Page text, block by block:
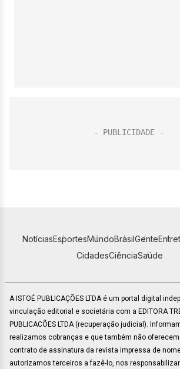
NotíciasEsportesMundoBrasilGente
CidadesCiênciaSaúde
A ISTOÉ PUBLICAÇÕES LTDA é um portal digital
vinculação editorial e societária com a EDITORA
PUBLICACÕES LTDA (recuperação judicial).
realizamos cobranças e que também não
contrato de assinatura da revista impressa de
autorizamos terceiros a fazê-lo, nos